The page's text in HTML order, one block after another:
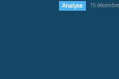
Analyse 15